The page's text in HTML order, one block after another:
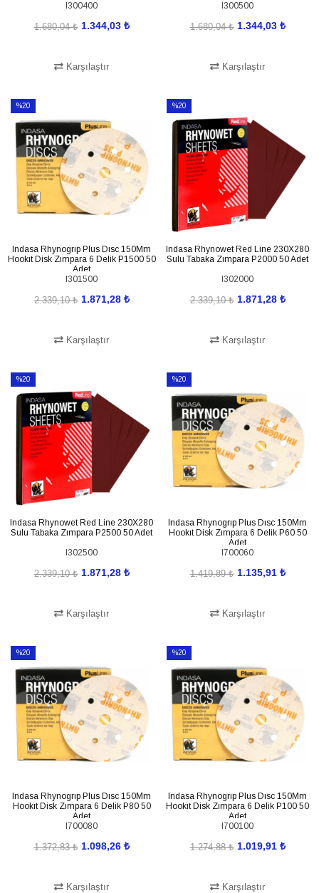
I300400
1.344,03 ₺
1.680,04 ₺
Karşılaştır
I300500
1.344,03 ₺
1.680,04 ₺
Karşılaştır
%20
İndirim
%20İndirim
Indasa Rhynogrıp Plus Dısc 150Mm
Hookıt Disk Zımpara 6 Delik P1500 50
Adet
I301500
1.871,28 ₺
2.339,10 ₺
Karşılaştır
%20
İndirim
%20İndirim
Indasa Rhynowet Red Line 230X280
Sulu Tabaka Zımpara P2000 50 Adet
I302000
1.871,28 ₺
2.339,10 ₺
Karşılaştır
%20
İndirim
%20İndirim
Indasa Rhynowet Red Line 230X280
Sulu Tabaka Zımpara P2500 50 Adet
I302500
1.871,28 ₺
2.339,10 ₺
Karşılaştır
%20
İndirim
%20İndirim
Indasa Rhynogrıp Plus Dısc 150Mm
Hookıt Disk Zımpara 6 Delik P60 50
Adet
I700060
1.135,91 ₺
1.419,89 ₺
Karşılaştır
%20
İndirim
%20İndirim
Indasa Rhynogrıp Plus Dısc 150Mm
Hookıt Disk Zımpara 6 Delik P80 50
Adet
I700080
1.098,26 ₺
1.372,83 ₺
Karşılaştır
%20
İndirim
%20İndirim
Indasa Rhynogrıp Plus Dısc 150Mm
Hookıt Disk Zımpara 6 Delik P100 50
Adet
I700100
1.019,91 ₺
1.274,88 ₺
Karşılaştır